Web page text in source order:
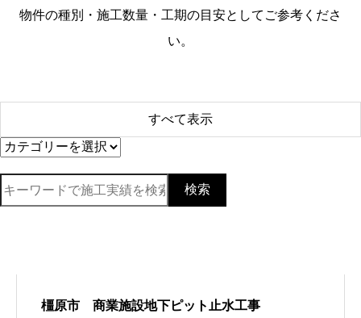
物件の種別・施工数量・工期の目安としてご参考くださ
い。
すべて表示
検索
橿原市 商業施設地下ピット止水工事